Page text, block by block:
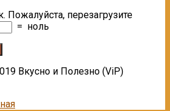
Пожалуйста, перезагрузите
= ноль
Вкусно и Полезно (ViP)